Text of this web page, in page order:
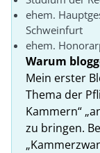
ehem.
Schweinfurt
ehem.
Warum
Mein erster
Thema der
Kammern“
zu bringen.